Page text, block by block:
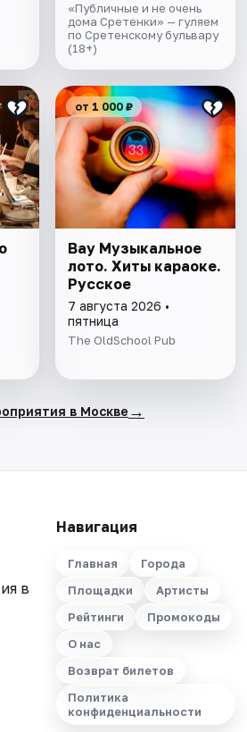
«Публичные и не очень
дома Сретенки» — гуляем
по Сретенскому бульвару
(18+)
от 1 000 ₽
Вау Музыкальное
лото. Хиты караоке.
Русское
7 августа 2026 •
пятница
The OldSchool Pub
в Москве →
в
Навигация
Главная
Города
Площадки
Артисты
Рейтинги
Промокоды
О нас
Возврат билетов
Политика
конфиденциальности